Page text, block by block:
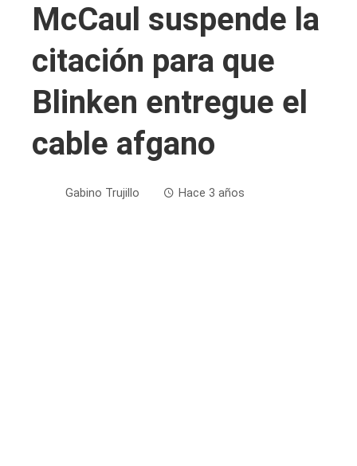
McCaul suspende la
citación para que
Blinken entregue el
cable afgano
Gabino Trujillo Hace 3 años